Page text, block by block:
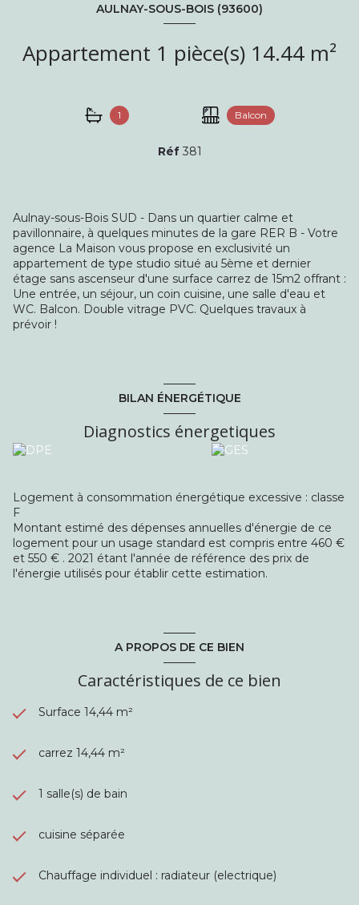
AULNAY-SOUS-BOIS (93600)
Appartement 1 pièce(s) 14.44 m²
1 Balcon
Réf 381
Aulnay-sous-Bois SUD - Dans un quartier calme et
pavillonnaire, à quelques minutes de la gare RER B - Votre
agence La Maison vous propose en exclusivité un
appartement de type studio situé au 5ème et dernier
étage sans ascenseur d'une surface carrez de 15m2 offrant :
Une entrée, un séjour, un coin cuisine, une salle d'eau et
WC. Balcon. Double vitrage PVC. Quelques travaux à
prévoir !
BILAN ÉNERGÉTIQUE
Diagnostics énergetiques
Logement à consommation énergétique excessive : classe
F
Montant estimé des dépenses annuelles d'énergie de ce
logement pour un usage standard est compris entre 460 €
et 550 € . 2021 étant l'année de référence des prix de
l'énergie utilisés pour établir cette estimation.
A PROPOS DE CE BIEN
Caractéristiques de ce bien
Surface 14,44 m²
carrez 14,44 m²
1 salle(s) de bain
cuisine séparée
Chauffage individuel : radiateur (electrique)